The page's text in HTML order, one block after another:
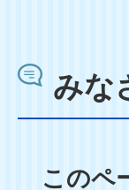
みな
このペ